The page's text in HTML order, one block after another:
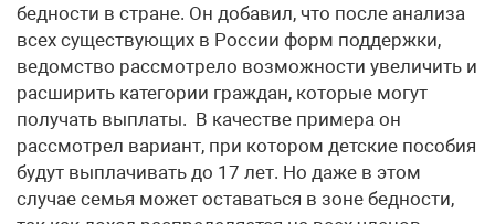
бедности в стране. Он добавил, что после анализа
всех существующих в России форм поддержки,
ведомство рассмотрело возможности увеличить и
расширить категории граждан, которые могут
получать выплаты. В качестве примера он
рассмотрел вариант, при котором детские пособия
будут выплачивать до 17 лет. Но даже в этом
случае семья может оставаться в зоне бедности,